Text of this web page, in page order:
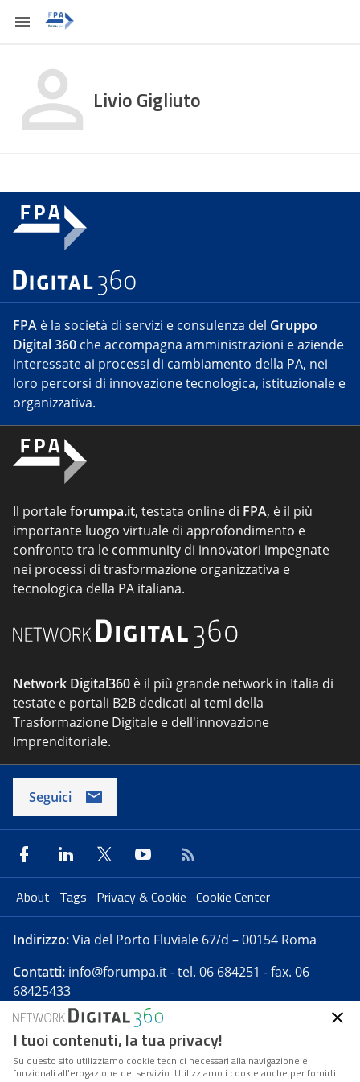
Livio Gigliuto
FPA è la società di servizi e consulenza del Gruppo
Digital 360 che accompagna amministrazioni e aziende
interessate ai processi di cambiamento della PA, nei
loro percorsi di innovazione tecnologica, istituzionale e
organizzativa.
Il portaleforumpa.it, testata online di FPA, è il più
importante luogo virtuale di approfondimento e
confronto tra le community di innovatori impegnate
nei processi di trasformazione organizzativa e
tecnologica della PA italiana.
Network Digital360 è il più grande network in Italia di
testate e portali B2B dedicati ai temi della
Trasformazione Digitale e dell'innovazione
Imprenditoriale.
Seguici
About Tags Privacy & Cookie Cookie Center
Indirizzo:Via del Porto Fluviale 67/d – 00154 Roma
Contatti: info@forumpa.it- tel. 06 684251 - fax. 06
68425433
Forumpa.itè una pubblicazione telematica iscritta
presso Registro della stampa del Tribunale di Roma -
Reg. n. 182 del 2 maggio 2008 - Direttore resp. Michela
I tuoi contenuti, la tua privacy!
Su questo sito utilizziamo cookie tecnici necessari alla navigazione e
funzionali all’erogazione del servizio. Utilizziamo i cookie anche per fornirti